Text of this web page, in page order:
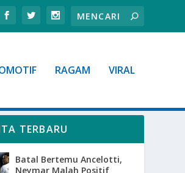
RAGAM VIRAL
TERBARU
Batal Bertemu Ancelotti,
Neymar Malah Positif